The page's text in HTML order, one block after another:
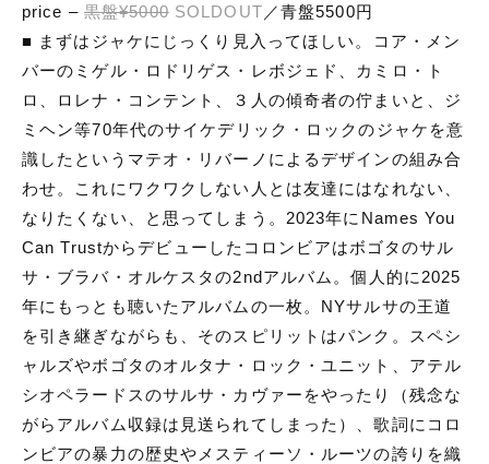
price – 黒盤¥5000SOLDOUT ／青盤5500円
■ まずはジャケにじっくり見入ってほしい。コア・メン
バーのミゲル・ロドリゲス・レボジェド、カミロ・ト
ロ、ロレナ・コンテント、３人の傾奇者の佇まいと、ジ
ミヘン等70年代のサイケデリック・ロックのジャケを意
識したというマテオ・リバーノによるデザインの組み合
わせ。これにワクワクしない人とは友達にはなれない、
なりたくない、と思ってしまう。2023年にNames You
Can Trustからデビューしたコロンビアはボゴタのサル
サ・ブラバ・オルケスタの2ndアルバム。個人的に2025
年にもっとも聴いたアルバムの一枚。NYサルサの王道
を引き継ぎながらも、そのスピリットはパンク。スペシ
ャルズやボゴタのオルタナ・ロック・ユニット、アテル
シオペラードスのサルサ・カヴァーをやったり（残念な
がらアルバム収録は見送られてしまった）、歌詞にコロ
ンビアの暴力の歴史やメスティーソ・ルーツの誇りを織